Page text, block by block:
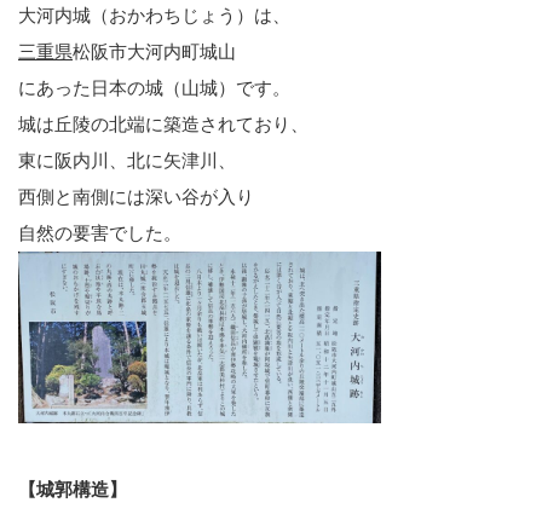
大河内城（おかわちじょう）は、
三重県松阪市大河内町城山
にあった日本の城（山城）です。
城は丘陵の北端に築造されており、
東に阪内川、北に矢津川、
西側と南側には深い谷が入り
自然の要害でした。
【城郭構造】